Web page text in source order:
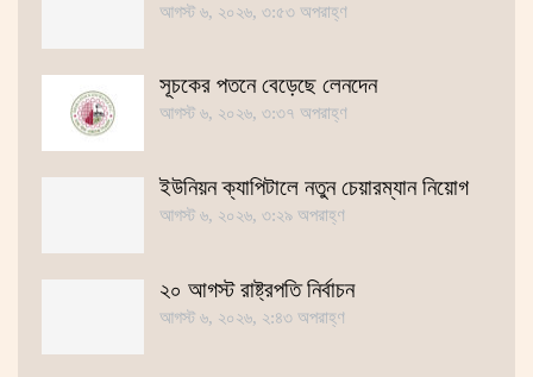
আগস্ট ৬, ২০২৬, ৩:৫৩ অপরাহ্ণ
সূচকের পতনে বেড়েছে লেনদেন
আগস্ট ৬, ২০২৬, ৩:৩৭ অপরাহ্ণ
ইউনিয়ন ক্যাপিটালে নতুন চেয়ারম্যান নিয়োগ
আগস্ট ৬, ২০২৬, ৩:২৯ অপরাহ্ণ
২০ আগস্ট রাষ্ট্রপতি নির্বাচন
আগস্ট ৬, ২০২৬, ২:৪৩ অপরাহ্ণ